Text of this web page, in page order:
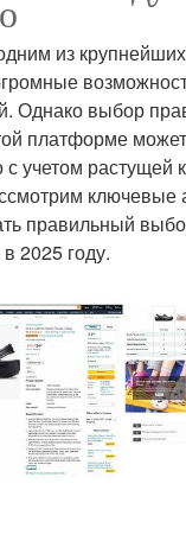
из
Однако выбор
платформе
учетом растущей
ключевые
правильный
2025 году.